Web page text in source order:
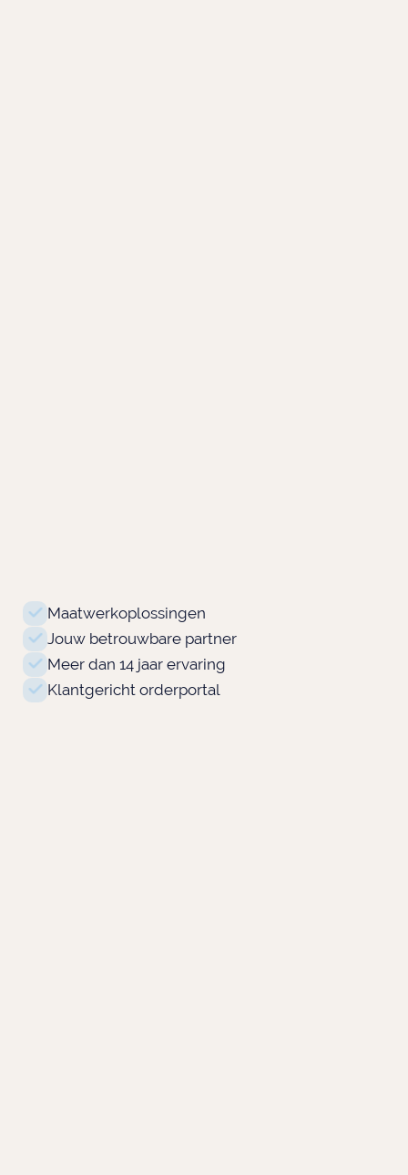
Maatwerkoplossingen
Jouw betrouwbare partner
Meer dan 14 jaar ervaring
Klantgericht orderportal